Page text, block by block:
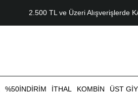
2.500 TL ve Üzeri Alışverişlerde
%50İNDİRİM İTHAL KOMBİN ÜST